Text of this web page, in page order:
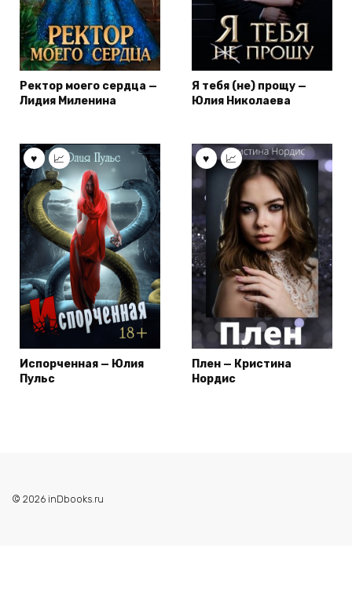
Ректор моего сердца —
Лидия Миленина
Я тебя (не) прощу —
Юлия Николаева
Испорченная — Юлия
Пульс
Плен — Кристина
Нордис
© 2026 inDbooks.ru